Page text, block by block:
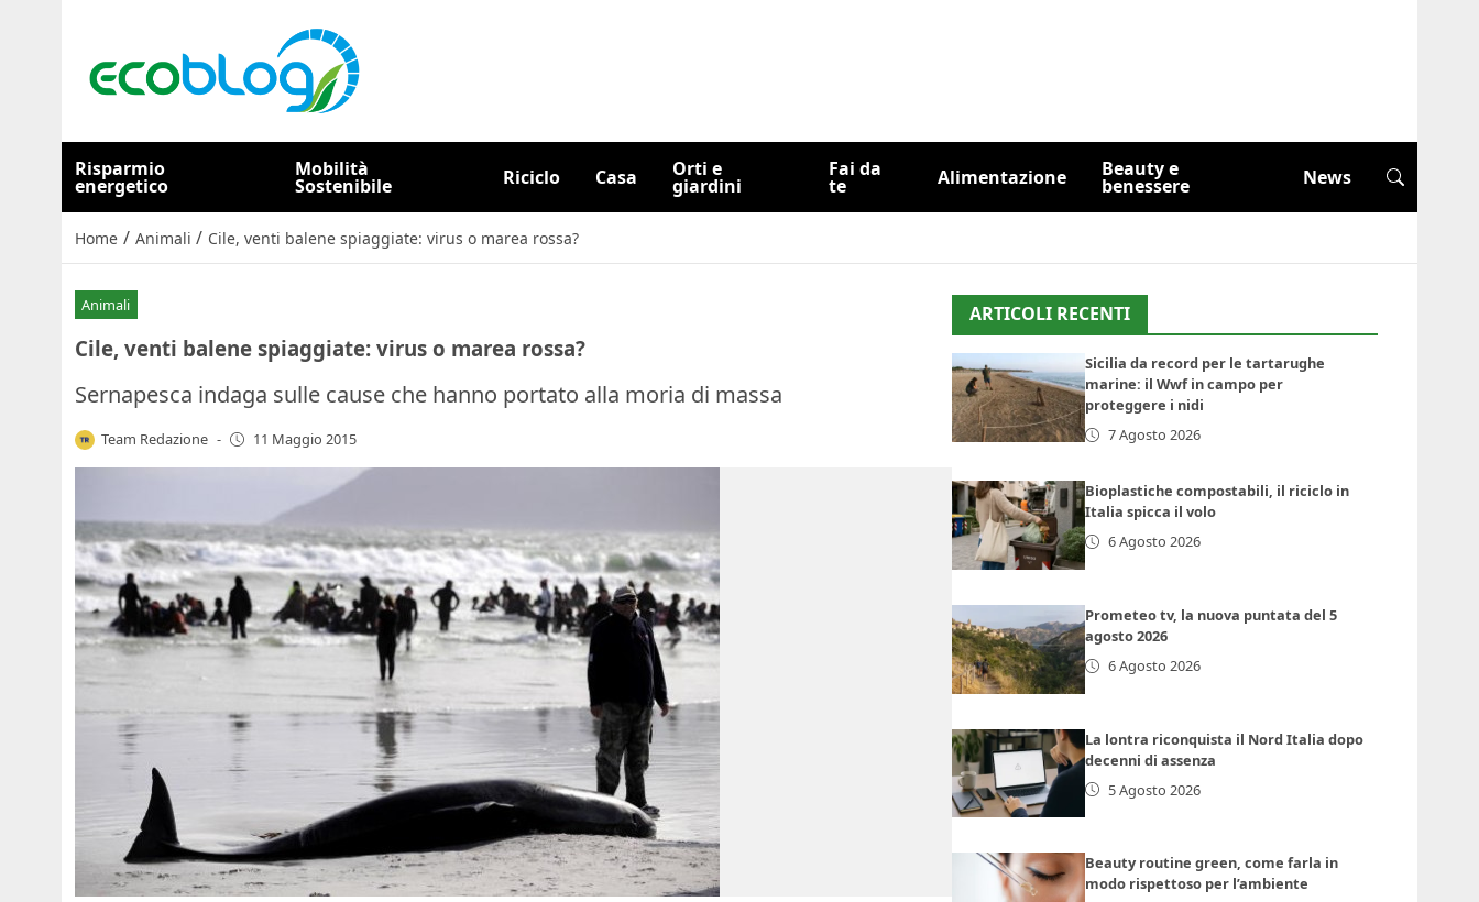
Risparmio
energetico
Mobilità
Sostenibile Riciclo Casa Orti e
giardini
Fai da
te Alimentazione Beauty e
benessere News
Home / Animali / Cile, venti balene spiaggiate: virus o marea rossa?
Animali
Cile, venti balene spiaggiate: virus o marea rossa?
Sernapesca indaga sulle cause che hanno portato alla moria di massa
Team Redazione - 11 Maggio 2015
ARTICOLI RECENTI
Sicilia da record per le tartarughe
marine: il Wwf in campo per
proteggere i nidi
7 Agosto 2026
Bioplastiche compostabili, il riciclo in
Italia spicca il volo
6 Agosto 2026
Prometeo tv, la nuova puntata del 5
agosto 2026
6 Agosto 2026
La lontra riconquista il Nord Italia dopo
decenni di assenza
5 Agosto 2026
Beauty routine green, come farla in
modo rispettoso per l’ambiente